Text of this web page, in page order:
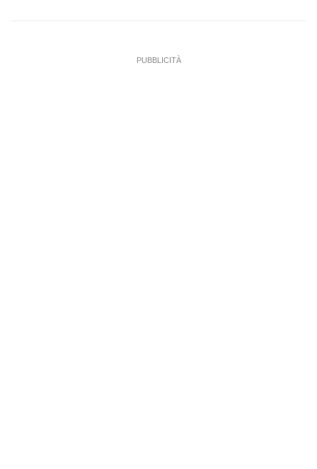
PUBBLICITÀ